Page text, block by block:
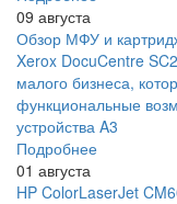
09 августа
Обзор МФУ и
Xerox DocuCentre
малого бизнеса,
функциональные
устройства A3
Подробнее
01 августа
HP ColorLaserJet